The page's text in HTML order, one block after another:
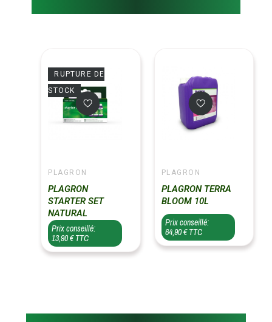
RUPTURE DE
STOCK
PLAGRON
PLAGRON
STARTER SET
NATURAL
Prix conseillé:
13,90 € TTC
PLAGRON
PLAGRON TERRA
BLOOM 10L
Prix conseillé:
64,90 € TTC